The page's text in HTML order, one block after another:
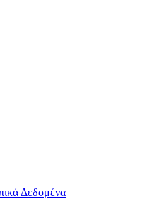
Δεδομένα